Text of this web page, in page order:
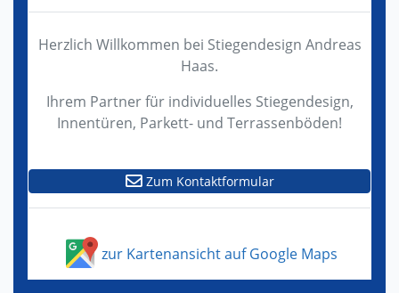
Herzlich Willkommen bei Stiegendesign Andreas
Haas.
Ihrem Partner für individuelles Stiegendesign,
Innentüren, Parkett- und Terrassenböden!
Zum Kontaktformular
zur Kartenansicht auf Google Maps